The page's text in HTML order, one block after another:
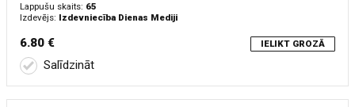
Lappušu skaits: 65
Izdevējs: Izdevniecība Dienas Mediji
6.80 € IELIKT GROZĀ
Salīdzināt